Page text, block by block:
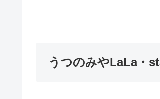
うつのみやLaLa・